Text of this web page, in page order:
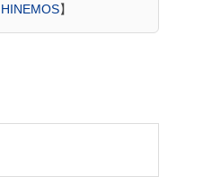
HINEMOS】